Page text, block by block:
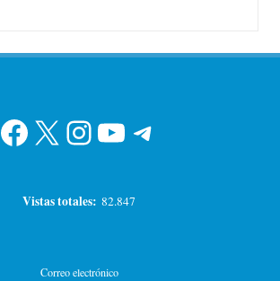
Facebook
X Instagram
YouTube
Telegram
Vistas totales: 82.847
Correo electrónico